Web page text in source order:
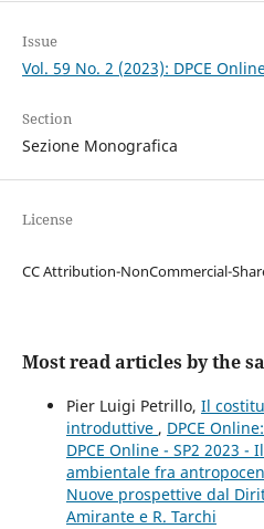
Issue
Vol. 59 No. 2 (2023): DPCE
Section
Sezione Monografica
License
CC Attribution-NonCommercial-
Most read articles by the
Pier Luigi Petrillo, Il
introduttive , DPCE
DPCE Online - SP2 2023
ambientale fra
Nuove prospettive dal
Amirante e R. Tarchi